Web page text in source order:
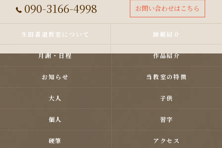
090-3166-4998 お問い合わせはこちら
生田書道教室について 師範紹介
月謝・日程 作品紹介
お知らせ 当教室の特徴
大人 子供
個人 習字
硬筆 アクセス